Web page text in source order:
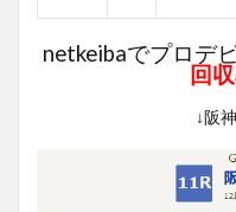
netkeibaでプロデ
回
↓阪